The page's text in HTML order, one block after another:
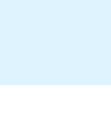
LEGO, logo LEGO a